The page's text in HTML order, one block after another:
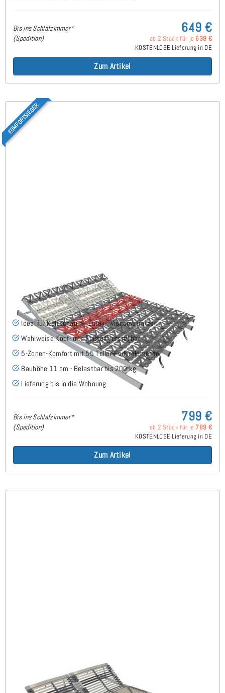
Bis ins Schlafzimmer*
(Spedition)
649 €
ab 2 Stück für je 639 €
KOSTENLOSE Lieferung in DE
Zum Artikel
KOMFORTSIEGER
Cirro KFV - Tellerlattenrost 180x200 cm (2x90x200)
(12)
Ideal für Kaltschaum-, Latex-, Viscomatratzen
Wahlweise Kopf- und Fußteil verstellbar
5-Zonen-Komfort mit 55 Teller-Federelemente
Bauhöhe 11 cm - Belastbar bis 200 kg
Lieferung bis in die Wohnung
Bis ins Schlafzimmer*
(Spedition)
799 €
ab 2 Stück für je 789 €
KOSTENLOSE Lieferung in DE
Zum Artikel
Nimbo 44 KFV - Lattenrost 180x200 cm (2x90x200)
(76)